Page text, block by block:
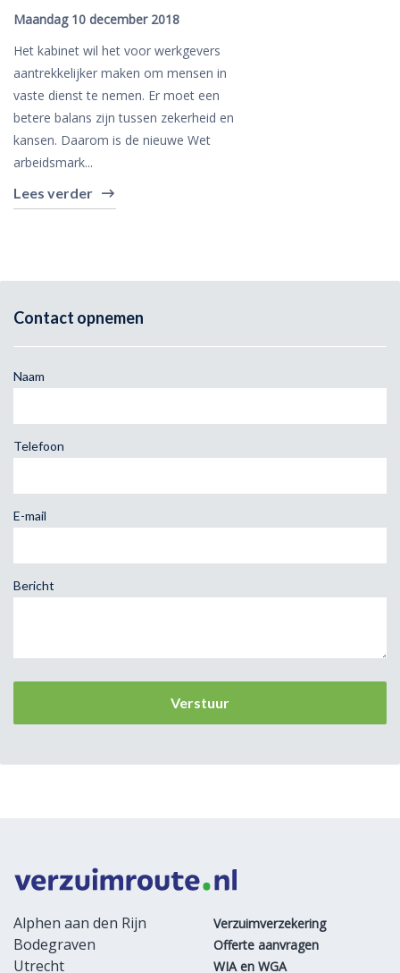
Maandag 10 december 2018
Het kabinet wil het voor werkgevers
aantrekkelijker maken om mensen in
vaste dienst te nemen. Er moet een
betere balans zijn tussen zekerheid en
kansen. Daarom is de nieuwe Wet
arbeidsmark...
Lees verder
Contact opnemen
Naam
Telefoon
E-mail
Bericht
Alphen aan den Rijn
Bodegraven
Utrecht
Verzuimverzekering
Offerte aanvragen
WIA en WGA